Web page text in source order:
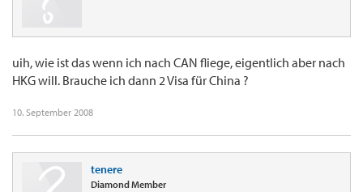
uih, wie ist das wenn ich nach CAN fliege, eigentlich aber nach
HKG will. Brauche ich dann 2 Visa für China ?
10. September 2008
tenere
Diamond Member